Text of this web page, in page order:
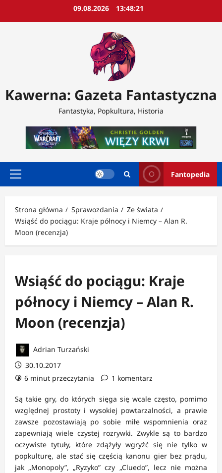
09.08.2026 13:48:23
Kawerna: Gazeta Fantastyczna
Fantastyka, Popkultura, Historia
Menu
Fantopedia
Strona główna Sprawozdania
Ze świata
Wsiąść do pociągu: Kraje północy i Niemcy – Alan R.
Moon (recenzja)
Wsiąść do pociągu: Kraje
północy i Niemcy – Alan R.
Moon (recenzja)
Adrian Turzański
30.10.2017
6 minut przeczytania
1 komentarz
Są takie gry, do których sięga się wcale często, pomimo
względnej prostoty i wysokiej powtarzalności, a prawie
zawsze pozostawiają po sobie miłe wspomnienia oraz
zapewniają wiele czystej rozrywki. Zwykle są to bardzo
oczywiste tytuły, które zdążyły wgryźć się nie tylko w
popkulturę, ale stać się częścią kanonu gier bez prądu,
jak „Monopoly”, „Ryzyko” czy „Cluedo”, lecz nie można